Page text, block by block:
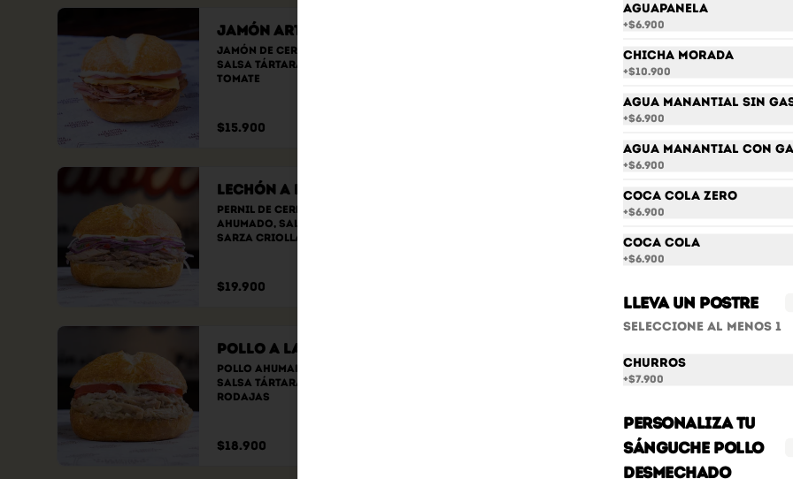
Jamón Artesanal
Jamón de cerdo ahumado,
salsa tártara, queso y
tomate
$15.900
Jamón Hawaiano
Jamón de cerdo ahumado,
piña caramelizada y queso
Lechón a la Leña
Pernil de cerdo fileteado
ahumado, Salsa tártara y
sarza criolla
$19.900
Lomo Fino
Lomo de res, doble queso y
Pollo a la Leña
Pollo ahumado y fileteado,
Salsa tártara y tomate en
rodajas
$18.900
Pechuga a la plancha, piña
caramelizada y queso.
$21.900
Aguapanela
+$6.900
Chicha Morada
+$10.900
Agua Manantial sin
+$6.900
Agua Manantial con
+$6.900
Coca Cola Zero
+$6.900
Coca Cola
+$6.900
Lleva un postre
Seleccione al menos 1
Churros
+$7.900
Personaliza tu
sánguche Pollo
Desmechado